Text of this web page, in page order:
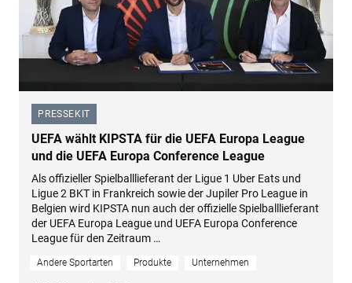
PRESSEKIT
–
UEFA wählt KIPSTA für die UEFA Europa League
und die UEFA Europa Conference League
Als offizieller Spielballlieferant der Ligue 1 Uber Eats und
Ligue 2 BKT in Frankreich sowie der Jupiler Pro League in
Belgien wird KIPSTA nun auch der offizielle Spielballlieferant
der UEFA Europa League und UEFA Europa Conference
League für den Zeitraum …
Andere Sportarten Produkte Unternehmen